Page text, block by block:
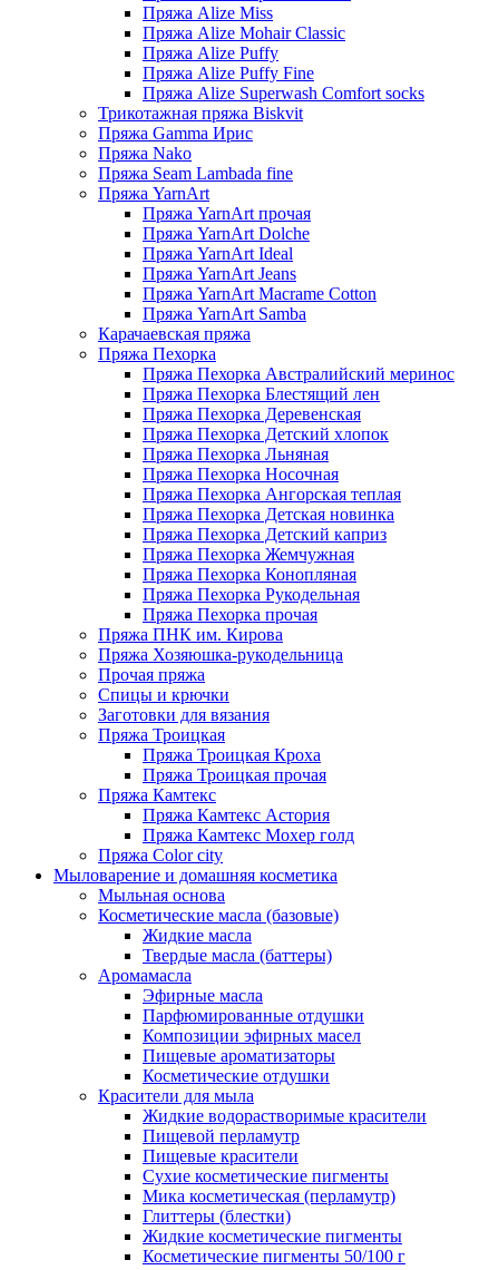
Пряжа Alize Miss
Пряжа Alize Mohair Classic
Пряжа Alize Puffy
Пряжа Alize Puffy Fine
Пряжа Alize Superwash Comfort socks
Трикотажная пряжа Biskvit
Пряжа Gamma Ирис
Пряжа Nako
Пряжа Seam Lambada fine
Пряжа YarnArt
Пряжа YarnArt прочая
Пряжа YarnArt Dolche
Пряжа YarnArt Ideal
Пряжа YarnArt Jeans
Пряжа YarnArt Macrame Cotton
Пряжа YarnArt Samba
Карачаевская пряжа
Пряжа Пехорка
Пряжа Пехорка Австралийский меринос
Пряжа Пехорка Блестящий лен
Пряжа Пехорка Деревенская
Пряжа Пехорка Детский хлопок
Пряжа Пехорка Льняная
Пряжа Пехорка Носочная
Пряжа Пехорка Ангорская теплая
Пряжа Пехорка Детская новинка
Пряжа Пехорка Детский каприз
Пряжа Пехорка Жемчужная
Пряжа Пехорка Конопляная
Пряжа Пехорка Рукодельная
Пряжа Пехорка прочая
Пряжа ПНК им. Кирова
Пряжа Хозяюшка-рукодельница
Прочая пряжа
Спицы и крючки
Заготовки для вязания
Пряжа Троицкая
Пряжа Троицкая Кроха
Пряжа Троицкая прочая
Пряжа Камтекс
Пряжа Камтекс Астория
Пряжа Камтекс Мохер голд
Пряжа Color city
Мыловарение и домашняя косметика
Мыльная основа
Косметические масла (базовые)
Жидкие масла
Твердые масла (баттеры)
Аромамасла
Эфирные масла
Парфюмированные отдушки
Композиции эфирных масел
Пищевые ароматизаторы
Косметические отдушки
Красители для мыла
Жидкие водорастворимые красители
Пищевой перламутр
Пищевые красители
Сухие косметические пигменты
Мика косметическая (перламутр)
Глиттеры (блестки)
Жидкие косметические пигменты
Косметические пигменты 50/100 г